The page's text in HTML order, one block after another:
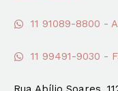
11 91089-8800 -
11 99491-9030 -